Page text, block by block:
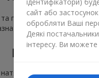
Це квіткова
кольорова гама
Кому і коли
на пристрасть.
сайт або
обробляти Ваші
Деякі
інтересу. Ви можете